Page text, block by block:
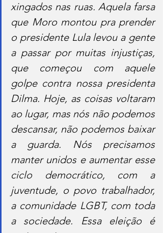
xingados nas ruas. Aquela farsa
que Moro montou pra prender
o presidente Lula levou a gente
a passar por muitas injustiças,
que começou com aquele
golpe contra nossa presidenta
Dilma. Hoje, as coisas voltaram
ao lugar, mas nós não podemos
descansar, não podemos baixar
a guarda. Nós precisamos
manter unidos e aumentar esse
ciclo democrático, com a
juventude, o povo trabalhador,
a comunidade LGBT, com toda
a sociedade. Essa eleição é